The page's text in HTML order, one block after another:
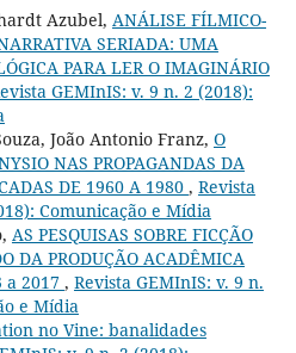
Azubel, ANÁLISE FÍLMICO-
SERIADA: UMA
PARA LER O IMAGINÁRIO
GEMInIS: v. 9 n. 2 (2018):
João Antonio Franz, O
NAS PROPAGANDAS DA
DE 1960 A 1980 , Revista
Comunicação e Mídia
AS PESQUISAS SOBRE FICÇÃO
DA PRODUÇÃO ACADÊMICA
a 2017 , Revista GEMInIS: v. 9 n.
e Mídia
no Vine: banalidades